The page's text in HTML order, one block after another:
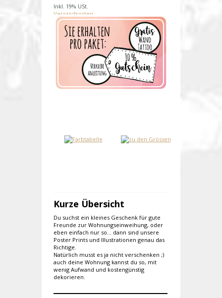
Inkl. 19% USt.
Versandkosten
Produktnummer:
Verfügbarkeit: Auf Lager
Lieferzeit: 1-2 Werktage nach
Zahlungseingang.
Kurze Übersicht
Du suchst ein kleines Geschenk für gute
Freunde zur Wohnungseinweihung, oder
eben einfach nur so... dann sind unsere
Poster Prints und Illustrationen genau das
Richtige.
Natürlich musst es ja nicht verschenken ;)
auch deine Wohnung kannst du so, mit
wenig Aufwand und kostengünstig
dekorieren.